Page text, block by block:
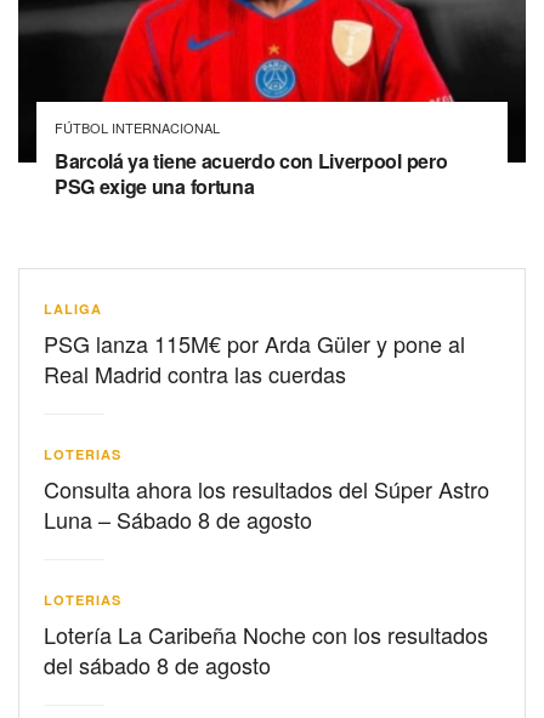
FÚTBOL INTERNACIONAL
Barcolá ya tiene acuerdo con Liverpool pero
PSG exige una fortuna
LALIGA
PSG lanza 115M€ por Arda Güler y pone al
Real Madrid contra las cuerdas
LOTERIAS
Consulta ahora los resultados del Súper Astro
Luna – Sábado 8 de agosto
LOTERIAS
Lotería La Caribeña Noche con los resultados
del sábado 8 de agosto